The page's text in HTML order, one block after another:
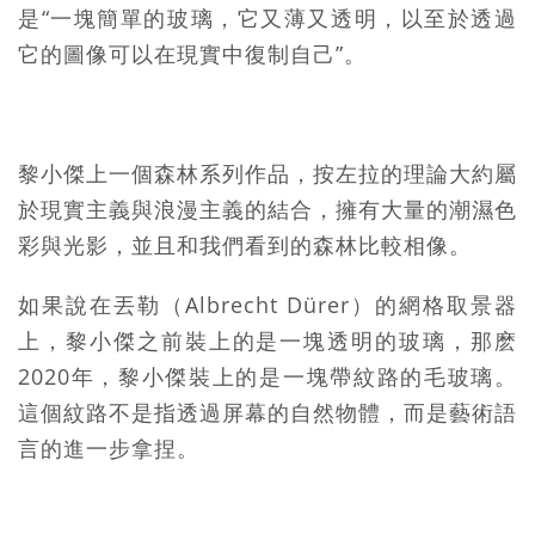
是“一塊簡單的玻璃，它又薄又透明，以至於透過
它的圖像可以在現實中復制自己”。
黎小傑上一個森林系列作品，按左拉的理論大約屬
於現實主義與浪漫主義的結合，擁有大量的潮濕色
彩與光影，並且和我們看到的森林比較相像。
如果說在丟勒（Albrecht Dürer）的網格取景器
上，黎小傑之前裝上的是一塊透明的玻璃，那麽
2020年，黎小傑裝上的是一塊帶紋路的毛玻璃。
這個紋路不是指透過屏幕的自然物體，而是藝術語
言的進一步拿捏。